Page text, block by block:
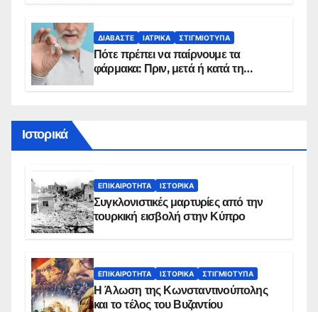
ΔΙΑΒΆΣΤΕ ΙΑΤΡΙΚΆ ΣΤΙΓΜΙΌΤΥΠΑ
Πότε πρέπει να παίρνουμε τα
φάρμακα: Πριν, μετά ή κατά τη
Ιστορικά
ΕΠΙΚΑΙΡΌΤΗΤΑ ΙΣΤΟΡΙΚΆ
Συγκλονιστικές μαρτυρίες από την
τουρκική εισβολή στην Κύπρο
ΕΠΙΚΑΙΡΌΤΗΤΑ ΙΣΤΟΡΙΚΆ ΣΤΙΓΜΙΌΤΥΠΑ
Η Άλωση της Κωνσταντινούπολης
και το τέλος του Βυζαντίου